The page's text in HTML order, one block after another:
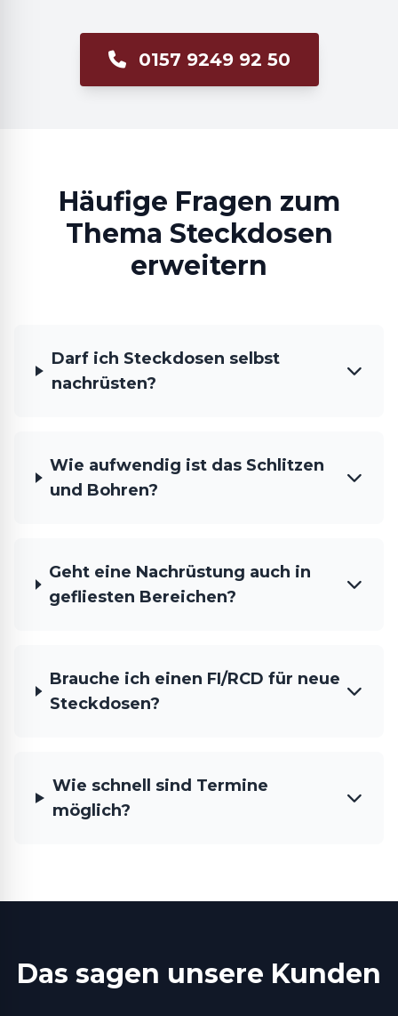
0157 9249 92 50
Häufige Fragen zum
Thema Steckdosen
erweitern
Darf ich Steckdosen selbst
nachrüsten?
Wie aufwendig ist das Schlitzen
und Bohren?
Geht eine Nachrüstung auch in
gefliesten Bereichen?
Brauche ich einen FI/RCD für neue
Steckdosen?
Wie schnell sind Termine
möglich?
Das sagen unsere Kunden